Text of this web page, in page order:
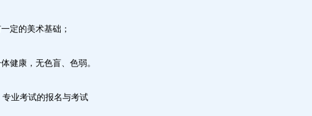
定的美术基础；
健康，无色盲、色弱。
专业考试的报名与考试